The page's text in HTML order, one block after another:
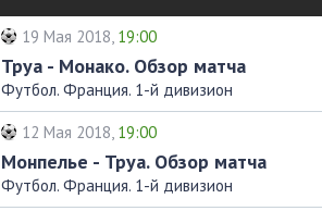
19 Мая 2018, 19:00
Труа - Монако. Обзор матча
Футбол. Франция. 1-й дивизион
12 Мая 2018, 19:00
Монпелье - Труа. Обзор матча
Футбол. Франция. 1-й дивизион